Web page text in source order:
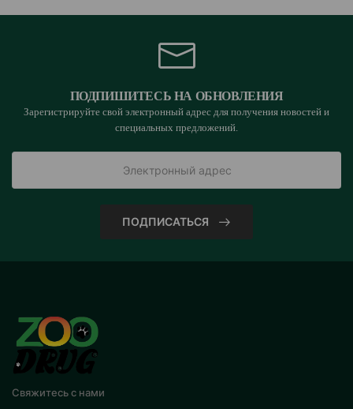
ПОДПИШИТЕСЬ НА ОБНОВЛЕНИЯ
Зарегистрируйте свой электронный адрес для получения новостей и
специальных предложений.
ПОДПИСАТЬСЯ
Свяжитесь с нами